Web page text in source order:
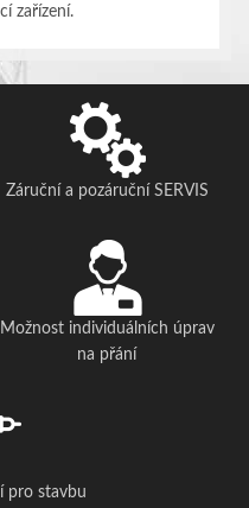
zařízení.
Záruční a pozáruční SERVIS
Možnost individuálních úprav
na přání
pro stavbu